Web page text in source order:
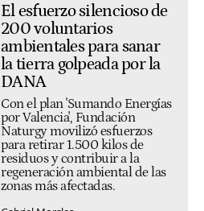
El esfuerzo silencioso de
200 voluntarios
ambientales para sanar
la tierra golpeada por la
DANA
Con el plan 'Sumando Energías
por Valencia', Fundación
Naturgy movilizó esfuerzos
para retirar 1.500 kilos de
residuos y contribuir a la
regeneración ambiental de las
zonas más afectadas.